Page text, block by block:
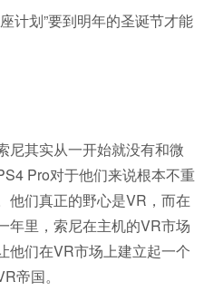
计划”要到明年的圣诞节才能
尼其实从一开始就没有和微
Pro对于他们来说根本不重
他们真正的野心是VR，而在
年里，索尼在主机的VR市场
他们在VR市场上建立起一个
帝国。